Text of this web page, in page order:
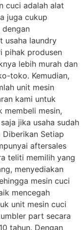
cuci adalah alat
juga cukup
dengan
usaha laundry
pihak produsen
lebih murah dan
toko. Kemudian,
unit mesin
kami untuk
membeli mesin,
jika usaha sudah
Diberikan Setiap
aftersales
teliti memilih yang
menyediakan
mesin cuci
mencegah
unit mesin cuci
part secara
tahun. Dengan